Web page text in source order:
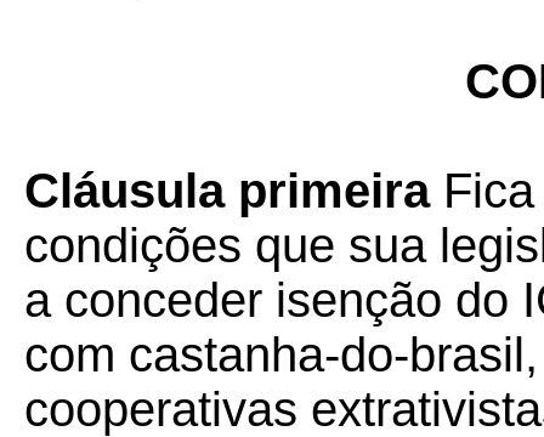
Cláusula primeira
condições que sua
a conceder isenção do
com castanha-do-
cooperativas